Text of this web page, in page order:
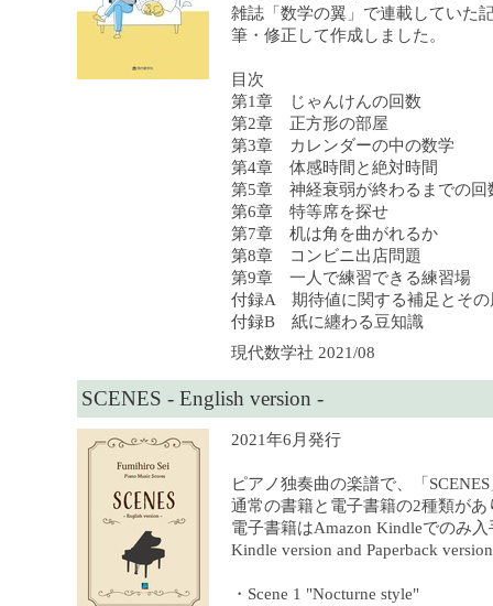
雑誌「数学の翼」で連載していた
筆・修正して作成しました。
目次
第1章 じゃんけんの回数
第2章 正方形の部屋
第3章 カレンダーの中の数学
第4章 体感時間と絶対時間
第5章 神経衰弱が終わるまでの回
第6章 特等席を探せ
第7章 机は角を曲がれるか
第8章 コンビニ出店問題
第9章 一人で練習できる練習場
付録A 期待値に関する補足とその
付録B 紙に纏わる豆知識
現代数学社 2021/08
SCENES - English version -
2021年6月発行
ピアノ独奏曲の楽譜で、「
通常の書籍と電子書籍の2種類があ
電子書籍はAmazon Kindleでのみ
Kindle version and Paperback
・Scene 1 "Nocturne style"